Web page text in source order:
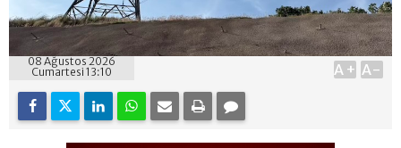
08 Ağustos 2026
Cumartesi 13:10
A+ A-